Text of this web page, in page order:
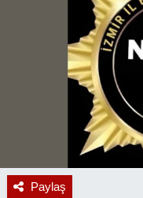
Paylaş